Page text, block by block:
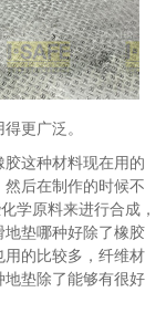
更广泛。
这种材料现在用的
后在制作的时候不
学原料来进行合成，
垫哪种好除了橡胶
的比较多，纤维材
垫除了能够有很好